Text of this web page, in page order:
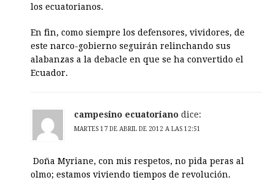
los ecuatorianos.
En fin, como siempre los defensores, vividores, de
este narco-gobierno seguirán relinchando sus
alabanzas a la debacle en que se ha convertido el
Ecuador.
campesino ecuatoriano dice:
MARTES 17 DE ABRIL DE 2012 A LAS 12:51
Doña Myriane, con mis respetos, no pida peras al
olmo; estamos viviendo tiempos de revolución.